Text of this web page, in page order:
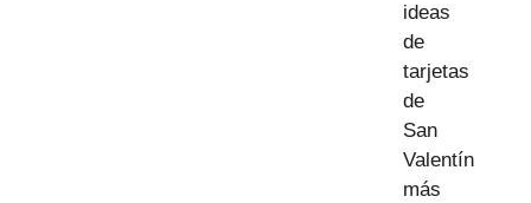
ideas
de
tarjetas
de
San
Valentín
más